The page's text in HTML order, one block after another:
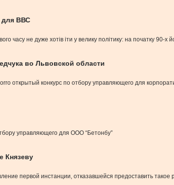
для ВВС
часу не дуже хотів іти у велику політику: на початку 90-
во Львовской области
открытый конкурс по отбору управляющего для
управляющего для ООО “Бетонбу”
Князеву
первой инстанции, отказавшейся предоставить такое